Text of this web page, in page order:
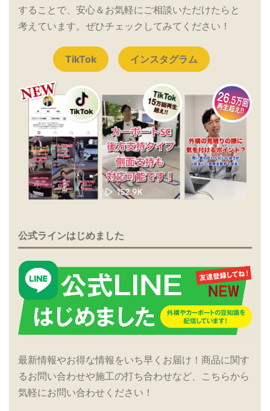
することで、安心＆お気軽にご相談いただけたらと
考えています。ぜひチェックしてみてください！
TikTok インスタグラム
公式ラインはじめました
最新情報やお得な情報をいち早くお届け！商品に関す
るお問い合わせや施工の打ち合わせなど、こちらから
気軽にお問い合わせください！